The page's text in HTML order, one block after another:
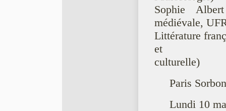
Sophie
médiévale,
Littérature
et
culturelle)
Paris
Lundi 10